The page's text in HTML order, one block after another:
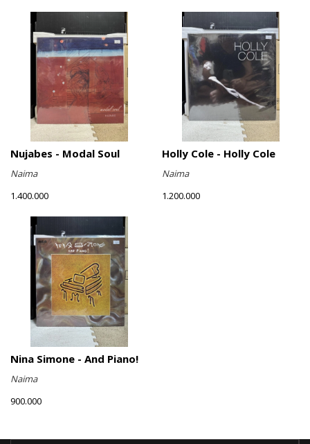
Nujabes - Modal Soul
Naima
1.400.000
Holly Cole - Holly Cole
Naima
1.200.000
Nina Simone - And Piano!
Naima
900.000